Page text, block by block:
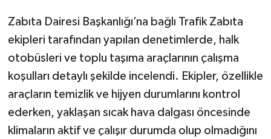
Zabıta Dairesi Başkanlığı’na bağlı Trafik Zabıta
ekipleri tarafından yapılan denetimlerde, halk
otobüsleri ve toplu taşıma araçlarının çalışma
koşulları detaylı şekilde incelendi. Ekipler, özellikle
araçların temizlik ve hijyen durumlarını kontrol
ederken, yaklaşan sıcak hava dalgası öncesinde
klimaların aktif ve çalışır durumda olup olmadığını